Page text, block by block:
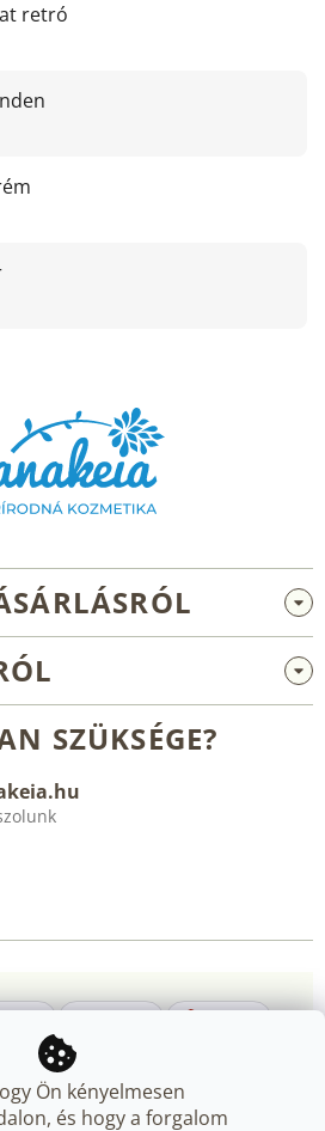
Ön kényelmesen
és hogy a forgalom
retró
SZÜKSÉGE?